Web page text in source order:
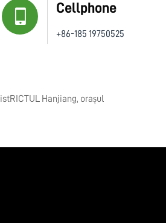
Cellphone
+86-185 19750525
Hanjiang, orașul